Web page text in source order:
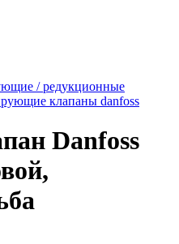
/ редукционные
клапаны danfoss
Danfoss